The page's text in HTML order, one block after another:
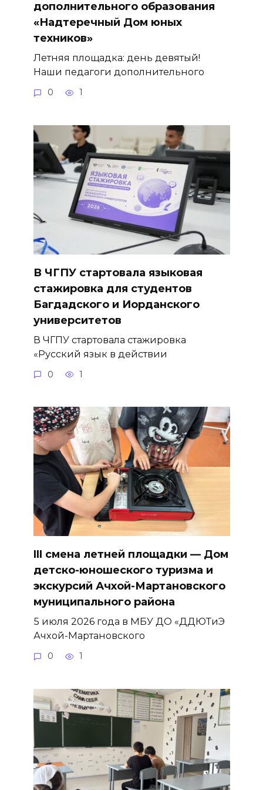
дополнительного образования
«Надтеречный Дом юных
техников»
Летняя площадка: день девятый!
Наши педагоги дополнительного
0 1
В ЧГПУ стартовала языковая
стажировка для студентов
Багдадского и Иорданского
университетов
В ЧГПУ стартовала стажировка
«Русский язык в действии
0 1
III смена летней площадки — Дом
детско-юношеского туризма и
экскурсий Ачхой-Мартановского
муниципального района
5 июля 2026 года в МБУ ДО «ДДЮТиЭ
Ачхой-Мартановского
0 1